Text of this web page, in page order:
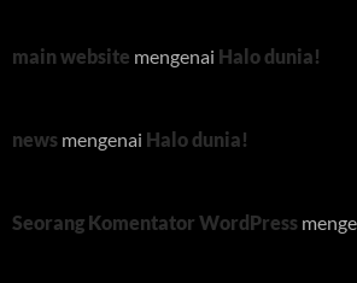
main website mengenai Halo dunia!
news mengenai Halo dunia!
Seorang Komentator WordPress